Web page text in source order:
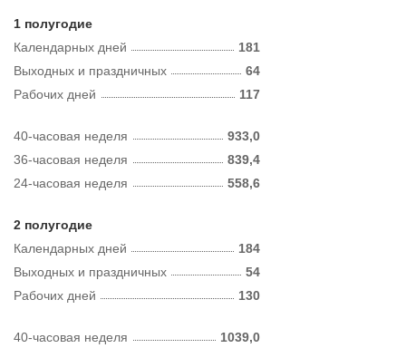
1 полугодие
Календарных дней
181
Рабочих дней 117
Выходных и праздничных 64
40-часовая неделя
933,0
36-часовая неделя
839,4
24-часовая неделя
558,6
2 полугодие
Календарных дней
184
Рабочих дней 130
Выходных и праздничных 54
40-часовая неделя
1039,0